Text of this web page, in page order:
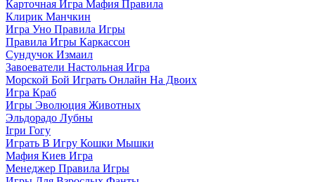
Карточная Игра Мафия Правила
Клирик Манчкин
Игра Уно Правила Игры
Правила Игры Каркассон
Сундучок Измаил
Завоеватели Настольная Игра
Морской Бой Играть Онлайн На Двоих
Игра Краб
Игры Эволюция Животных
Эльдорадо Лубны
Ігри Гогу
Играть В Игру Кошки Мышки
Мафия Киев Игра
Менеджер Правила Игры